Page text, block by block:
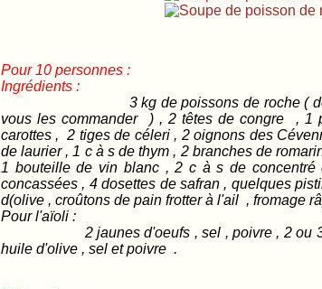
Pour 10 personnes :
Ingrédients :
3 kg de poissons de roche (
vous les commander ) , 2 têtes de congre , 1
carottes , 2 tiges de céleri , 2 oignons des
de laurier , 1 c à s de thym , 2 branches de
1 bouteille de vin blanc , 2 c à s de concentré
concassées , 4 dosettes de safran , quelques
d(olive , croûtons de pain frotter à l'ail , fromage
Pour l'aïoli :
2 jaunes d'oeufs , sel , poivre , 2 ou 3
huile d'olive , sel et poivre .